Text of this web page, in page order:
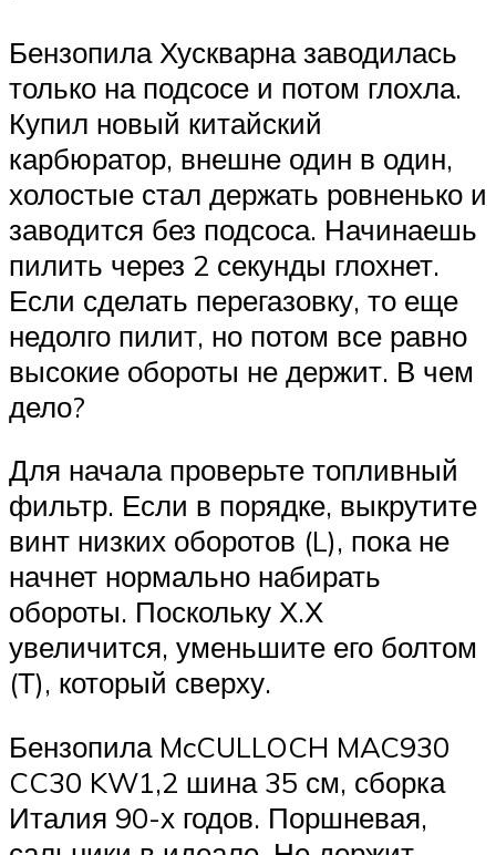
Бензопила Хускварна заводилась
только на подсосе и потом глохла.
Купил новый китайский
карбюратор, внешне один в один,
холостые стал держать ровненько и
заводится без подсоса. Начинаешь
пилить через 2 секунды глохнет.
Если сделать перегазовку, то еще
недолго пилит, но потом все равно
высокие обороты не держит. В чем
дело?
Для начала проверьте топливный
фильтр. Если в порядке, выкрутите
винт низких оборотов (L), пока не
начнет нормально набирать
обороты. Поскольку Х.Х
увеличится, уменьшите его болтом
(Т), который сверху.
Бензопила McCULLOCH MAC930
CC30 KW1,2 шина 35 см, сборка
Италия 90-х годов. Поршневая,